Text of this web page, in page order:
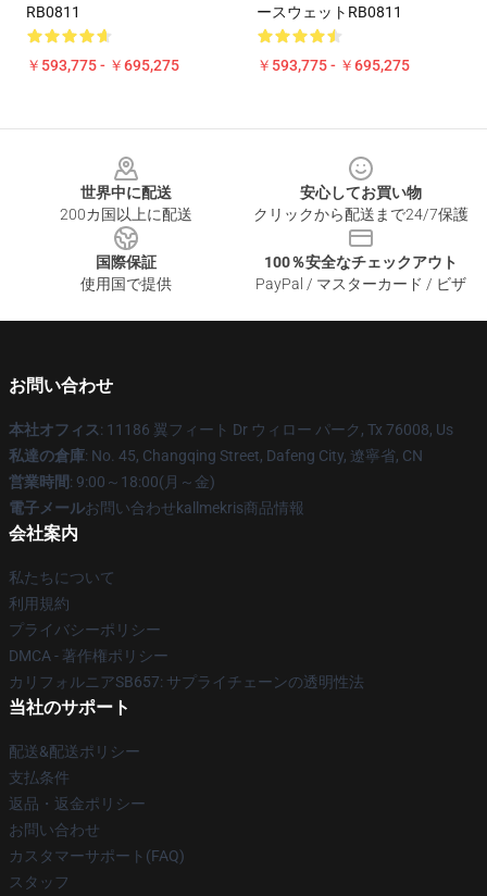
RB0811
￥593,775 - ￥695,275
ースウェットRB0811
￥593,775 - ￥695,275
世界中に配送
200カ国以上に配送
安心してお買い物
クリックから配送まで24/7保護
国際保証
使用国で提供
100％安全なチェックアウト
PayPal / マスターカード / ビザ
お問い合わせ
本社オフィス: 11186 翼フィート Dr ウィロー パーク, Tx 76008, Us
私達の倉庫: No. 45, Changqing Street, Dafeng City, 遼寧省, CN
営業時間: 9:00～18:00(月～金)
電子メールお問い合わせkallmekris商品情報
会社案内
私たちについて
利用規約
プライバシーポリシー
DMCA - 著作権ポリシー
カリフォルニアSB657: サプライチェーンの透明性法
当社のサポート
配送&配送ポリシー
支払条件
返品・返金ポリシー
お問い合わせ
カスタマーサポート(FAQ)
スタッフ